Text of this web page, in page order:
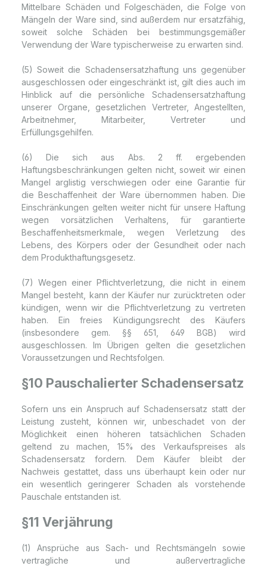
Mittelbare Schäden und Folgeschäden, die Folge von
Mängeln der Ware sind, sind außerdem nur ersatzfähig,
soweit solche Schäden bei bestimmungsgemäßer
Verwendung der Ware typischerweise zu erwarten sind.
(5) Soweit die Schadensersatzhaftung uns gegenüber
ausgeschlossen oder eingeschränkt ist, gilt dies auch im
Hinblick auf die persönliche Schadensersatzhaftung
unserer Organe, gesetzlichen Vertreter, Angestellten,
Arbeitnehmer, Mitarbeiter, Vertreter und
Erfüllungsgehilfen.
(6) Die sich aus Abs. 2 ff. ergebenden
Haftungsbeschränkungen gelten nicht, soweit wir einen
Mangel arglistig verschwiegen oder eine Garantie für
die Beschaffenheit der Ware übernommen haben. Die
Einschränkungen gelten weiter nicht für unsere Haftung
wegen vorsätzlichen Verhaltens, für garantierte
Beschaffenheitsmerkmale, wegen Verletzung des
Lebens, des Körpers oder der Gesundheit oder nach
dem Produkthaftungsgesetz.
(7) Wegen einer Pflichtverletzung, die nicht in einem
Mangel besteht, kann der Käufer nur zurücktreten oder
kündigen, wenn wir die Pflichtverletzung zu vertreten
haben. Ein freies Kündigungsrecht des Käufers
(insbesondere gem. §§ 651, 649 BGB) wird
ausgeschlossen. Im Übrigen gelten die gesetzlichen
Voraussetzungen und Rechtsfolgen.
§10 Pauschalierter Schadensersatz
Sofern uns ein Anspruch auf Schadensersatz statt der
Leistung zusteht, können wir, unbeschadet von der
Möglichkeit einen höheren tatsächlichen Schaden
geltend zu machen, 15% des Verkaufspreises als
Schadensersatz fordern. Dem Käufer bleibt der
Nachweis gestattet, dass uns überhaupt kein oder nur
ein wesentlich geringerer Schaden als vorstehende
Pauschale entstanden ist.
§11 Verjährung
(1) Ansprüche aus Sach- und Rechtsmängeln sowie
vertragliche und außervertragliche